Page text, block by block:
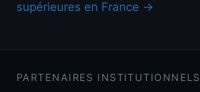
supérieures en France →
PARTENAIRES INSTITUTIONNELS